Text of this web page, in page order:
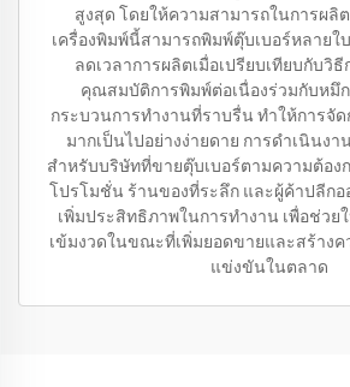
สูงสุด โดยให้ความสามารถในการผลิ
เครื่องพิมพ์นี้สามารถพิมพ์ตุ๊บเบอร์หลายใ
ลดเวลาการผลิตเมื่อเปรียบเทียบกับวิ
คุณสมบัติการพิมพ์ต่อเนื่องร่วมกับหมึก
กระบวนการทำงานที่ราบรื่น ทำให้การจั
มากเป็นไปอย่างง่ายดาย การดำเนินงา
สำหรับบริษัทที่ขายตุ๊บเบอร์ตามความต้อง
โปรโมชั่น ร้านของที่ระลึก และผู้ค้าปลีกอ
เพิ่มประสิทธิภาพในการทำงาน เพื่อช่วย
เข้มงวดในขณะที่เพิ่มยอดขายและสร้างค
แข่งขันในตลาด